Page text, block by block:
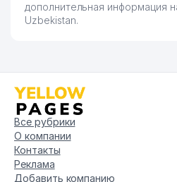
82 WILL MONDO TEX ООО
84
85 MERUM KAPITAL ЧП
86 ЧЕКАШКИНА Л.И. ИндП
87
СРЕДНЯЯ ШКОЛА №204
дополнительная информация
Uzbekistan.
Все рубрики
О компании
Контакты
Реклама
Добавить компанию